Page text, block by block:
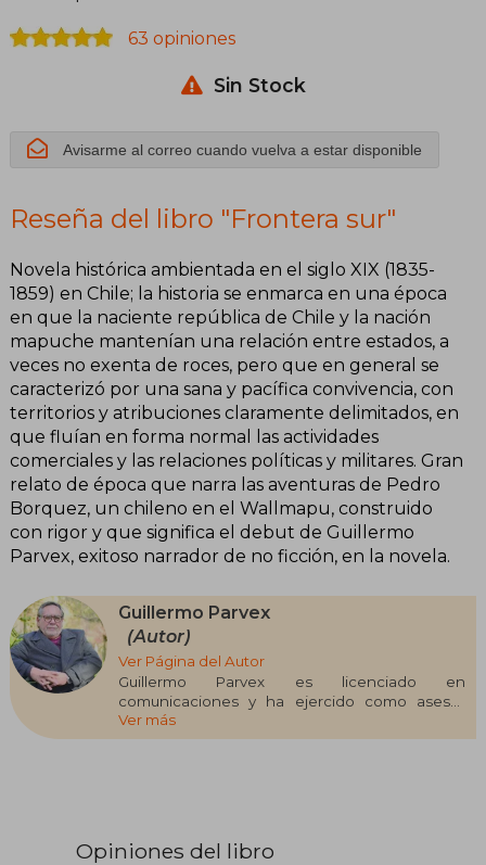
63 opiniones
Sin Stock
Avisarme al correo cuando vuelva a estar disponible
Reseña del libro "Frontera sur"
Novela histórica ambientada en el siglo XIX (1835-
1859) en Chile; la historia se enmarca en una época
en que la naciente república de Chile y la nación
mapuche mantenían una relación entre estados, a
veces no exenta de roces, pero que en general se
caracterizó por una sana y pacífica convivencia, con
territorios y atribuciones claramente delimitados, en
que fluían en forma normal las actividades
comerciales y las relaciones políticas y militares. Gran
relato de época que narra las aventuras de Pedro
Borquez, un chileno en el Wallmapu, construido
con rigor y que significa el debut de Guillermo
Parvex, exitoso narrador de no ficción, en la novela.
Guillermo Parvex
(Autor)
Ver Página del Autor
Guillermo Parvex es licenciado en
comunicaciones y ha ejercido como asesor
comunicacional de diversas empresas chilenas
y extranjeras. Forma parte de la Academia de
Ver más
Opiniones del libro